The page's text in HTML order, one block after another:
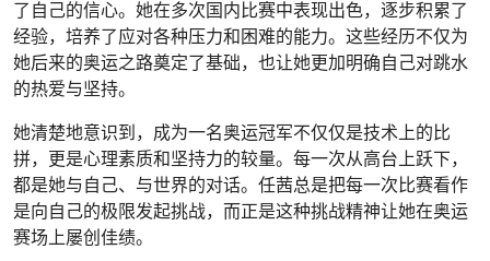
了自己的信心。她在多次国内比赛中表现出色，逐步积累了
经验，培养了应对各种压力和困难的能力。这些经历不仅为
她后来的奥运之路奠定了基础，也让她更加明确自己对跳水
的热爱与坚持。
她清楚地意识到，成为一名奥运冠军不仅仅是技术上的比
拼，更是心理素质和坚持力的较量。每一次从高台上跃下，
都是她与自己、与世界的对话。任茜总是把每一次比赛看作
是向自己的极限发起挑战，而正是这种挑战精神让她在奥运
赛场上屡创佳绩。